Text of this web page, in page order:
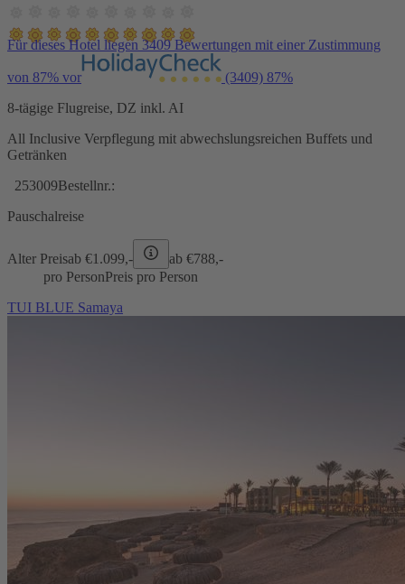
Für dieses Hotel liegen 3409 Bewertungen mit einer Zustimmung
von 87% vor (3409) 87%
8-tägige Flugreise, DZ inkl. AI
All Inclusive Verpflegung mit abwechslungsreichen Buffets und
Getränken
253009Bestellnr.:
Pauschalreise
Alter Preisab €1.099,- ab €788,-
pro PersonPreis pro Person
TUI BLUE Samaya